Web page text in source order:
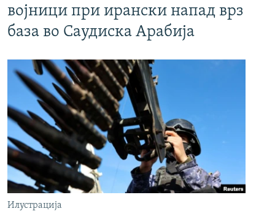
војници при ирански напад врз
база во Саудиска Арабија
Илустрација